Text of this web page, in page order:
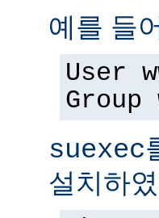
예를 들
User
Group
suexec
설치하